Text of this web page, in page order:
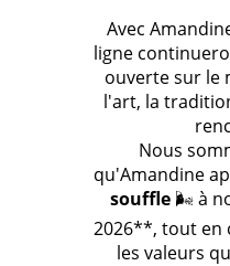
Avec
ligne
ouverte sur le
l'art, la
Nous
qu'Amandine
souffle🌬️ à
2026**, tout en
les valeurs